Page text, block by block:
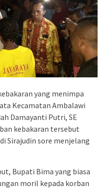
yang menimpa
Kecamatan Ambalawi
Damayanti Putri, SE
kebakaran tersebut
Sirajudin sore menjelang
Bupati Bima yang biasa
moril kepada korban